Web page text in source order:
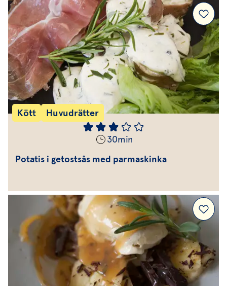
Kött Huvudrätter
30min
Potatis i getostsås med parmaskinka